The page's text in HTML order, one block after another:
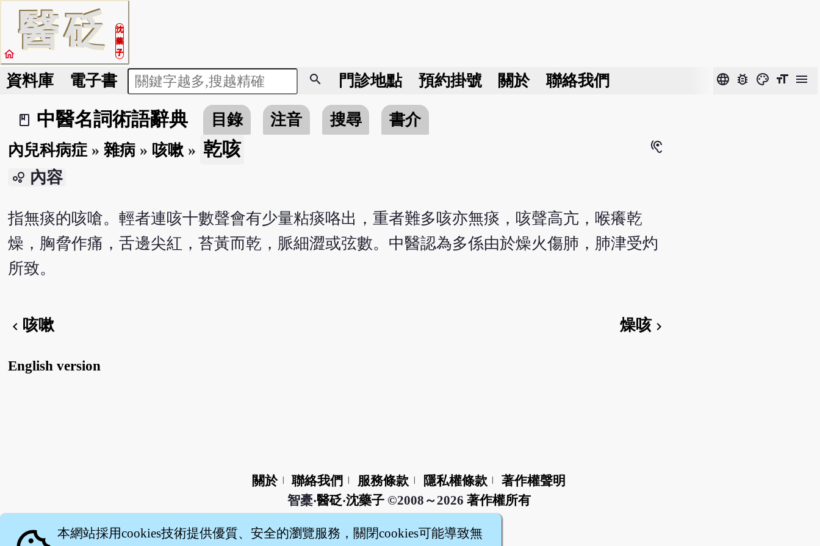
醫砭
沈
藥
子
home
資料庫 電子書 search 門診地點 預約掛號 關於 聯絡我們 language bug_report color_lens format_size menu
book_2
中醫名詞術語辭典 目錄 注音 搜尋
書介
內兒科病症» 雜病» 咳嗽» 乾咳 hearing
bubble_chart 內容
指無痰的咳嗆。輕者連咳十數聲會有少量粘痰咯出，重者難多咳亦無痰，咳聲高亢，喉癢乾
燥，胸脅作痛，舌邊尖紅，苔黃而乾，脈細澀或弦數。中醫認為多係由於燥火傷肺，肺津受灼
所致。
chevron_left 咳嗽 燥咳 chevron_right
English version
關於 聯絡我們 服務條款 隱私權條款
著作權聲明
智橐‧醫砭‧沈藥子©2008～2026 著作權所有
本網站採用cookies技術提供優質、安全的瀏覽服務，關閉cookies可能導致無